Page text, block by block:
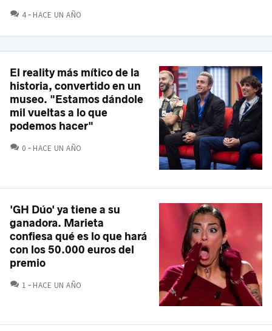
4 COMENTARIOS
HACE UN AÑO
El reality más mítico de la
historia, convertido en un
museo. "Estamos dándole
mil vueltas a lo que
podemos hacer"
0 COMENTARIOS
HACE UN AÑO
'GH Dúo' ya tiene a su
ganadora. Marieta
confiesa qué es lo que hará
con los 50.000 euros del
premio
1 COMENTARIOS
HACE UN AÑO